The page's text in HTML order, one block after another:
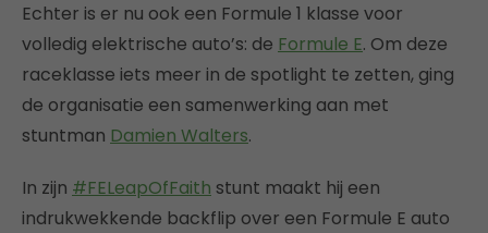
Echter is er nu ook een Formule 1 klasse voor
volledig elektrische auto’s: de Formule E. Om deze
raceklasse iets meer in de spotlight te zetten, ging
de organisatie een samenwerking aan met
stuntman Damien Walters.
In zijn #FELeapOfFaith stunt maakt hij een
indrukwekkende backflip over een Formule E auto